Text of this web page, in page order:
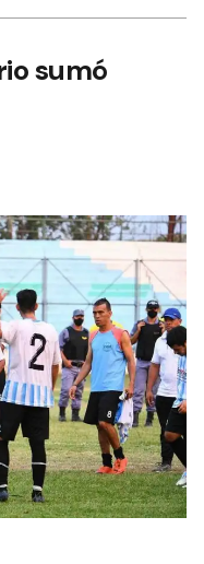
sumó